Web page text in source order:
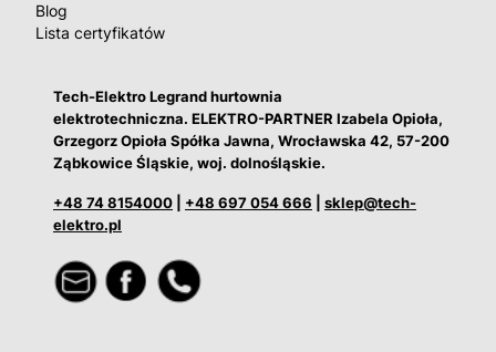
Blog
Lista certyfikatów
Tech-Elektro Legrand hurtownia
elektrotechniczna. ELEKTRO-PARTNER Izabela Opioła,
Grzegorz Opioła Spółka Jawna, Wrocławska 42, 57-200
Ząbkowice Śląskie, woj. dolnośląskie.
+48 74 8154000 +48 697 054 666
sklep@tech-
elektro.pl